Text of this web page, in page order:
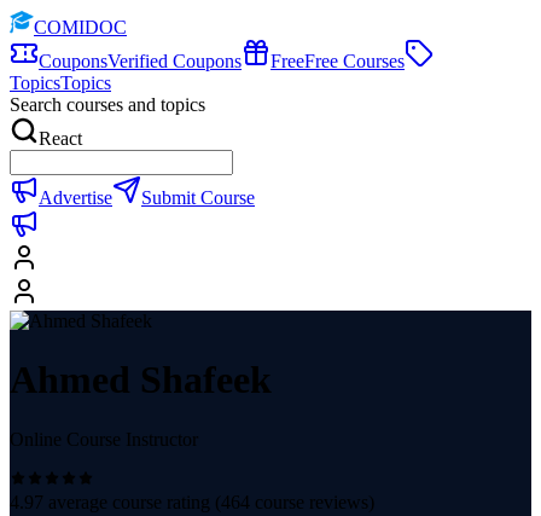
COMIDOC
CouponsVerified Coupons FreeFree Courses
TopicsTopics
Search courses and topics
React
Advertise Submit Course
Ahmed Shafeek
Online Course Instructor
4.97 average course rating (464 course reviews)